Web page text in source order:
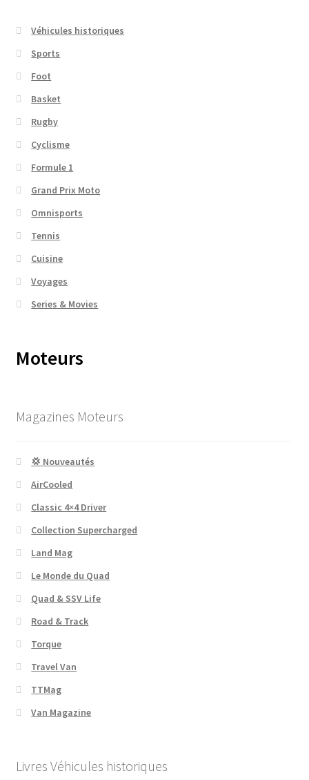
Véhicules historiques
Sports
Foot
Basket
Rugby
Cyclisme
Formule 1
Grand Prix Moto
Omnisports
Tennis
Cuisine
Voyages
Series & Movies
Moteurs
Magazines Moteurs
💢 Nouveautés
AirCooled
Classic 4×4 Driver
Collection Supercharged
Land Mag
Le Monde du Quad
Quad & SSV Life
Road & Track
Torque
Travel Van
TTMag
Van Magazine
Livres Véhicules historiques